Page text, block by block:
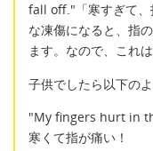
fall off."「寒すぎて、
な凍傷になると、指
ます。なので、これ
子供でしたら以下の
"My fingers hurt in
寒くて指が痛い！